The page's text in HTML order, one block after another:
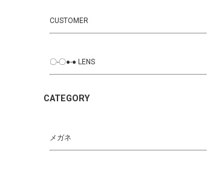
CUSTOMER
〇-〇●-● LENS
CATEGORY
メガネ